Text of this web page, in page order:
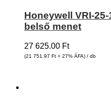
Honeywell VRI-
belső menet
27 625.00 Ft
(21 751.97 Ft + 27% ÁFA) / db